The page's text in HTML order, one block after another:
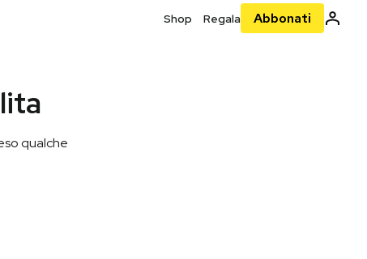
Shop Regala Abbonati
qualche